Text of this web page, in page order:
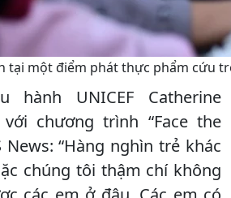
tại một điểm phát thực phẩm cứu
hành UNICEF Catherine
chương trình “Face the
News: “Hàng nghìn trẻ khác
chúng tôi thậm chí không